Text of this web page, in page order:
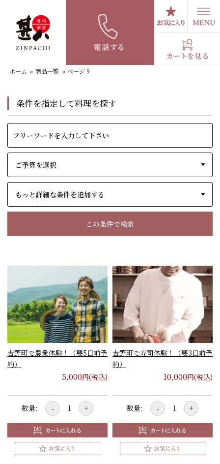
商品一覧
ホーム » 商品一覧 » ページ 9
条件を指定して料理を探す
もっと詳細な条件を追加する
この条件で検索
吉野町で農業体験！（要5日前予
約）
5,000円(税込)
数量: - +
吉野町で寿司体験！（要3日前予
約）
10,000円(税込)
数量: - +